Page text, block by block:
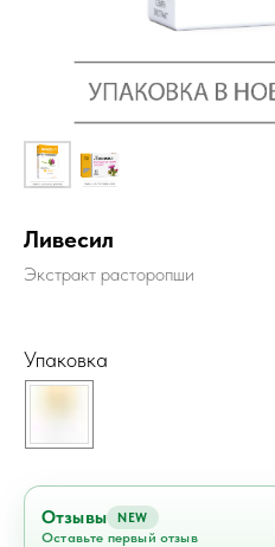
Ливесил
Экстракт расторопши
Упаковка
Отзывы NEW
Оставьте первый отзыв